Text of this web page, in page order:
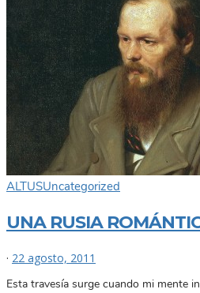
ALTUSUncategorized
UNA RUSIA
· 22 agosto, 2011
Esta travesía surge cuando mi mente